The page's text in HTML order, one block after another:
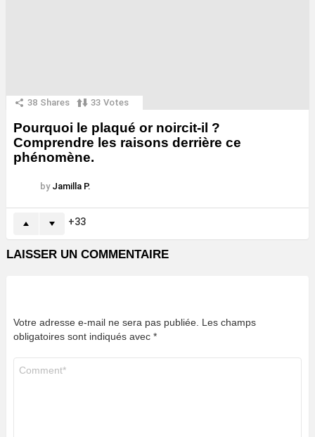
38 Shares 33 Votes
Pourquoi le plaqué or noircit-il ?
Comprendre les raisons derrière ce
phénomène.
by Jamilla P.
33
LAISSER UN COMMENTAIRE
Votre adresse e-mail ne sera pas publiée. Les champs
obligatoires sont indiqués avec *